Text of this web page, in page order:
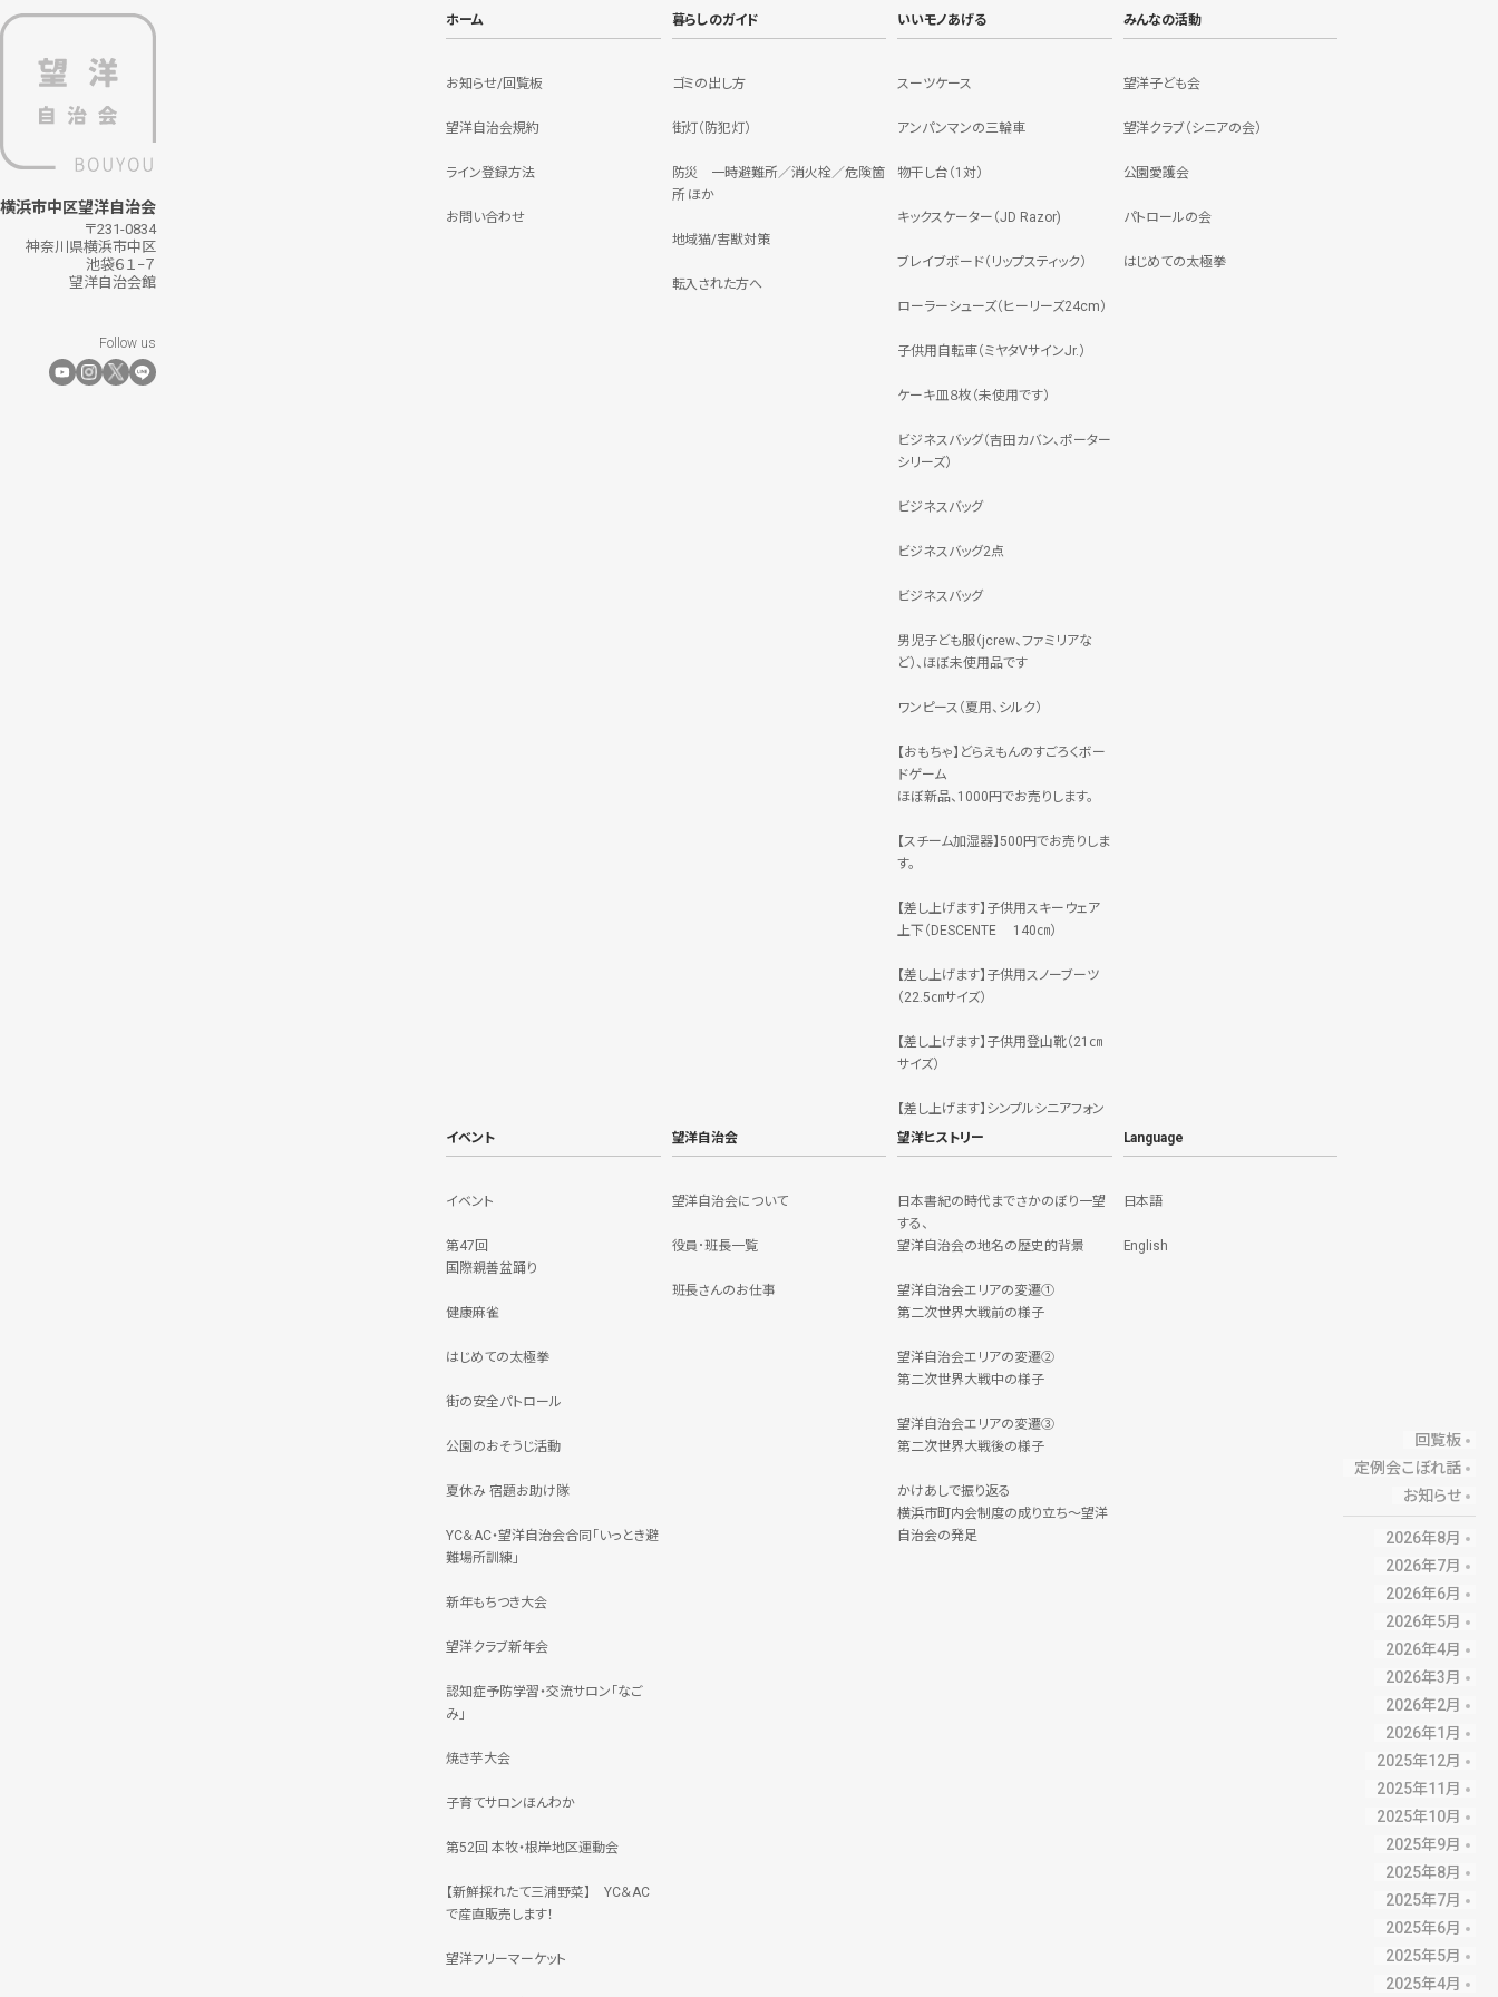
回覧板
定例会こぼれ話
お知らせ
2026年8月
2026年7月
2026年6月
2026年5月
2026年4月
2026年3月
2026年2月
2026年1月
2025年12月
2025年11月
2025年10月
2025年9月
2025年8月
2025年7月
2025年6月
2025年5月
2025年4月
横浜市中区望洋自治会
〒231-0834
神奈川県横浜市中区
池袋６１−７
望洋自治会館
ホーム
お知らせ/回覧板
望洋自治会規約
ライン登録方法
お問い合わせ
暮らしのガイド
ゴミの出し方
街灯（防犯灯）
防災 一時避難所／消火栓／危険箇
所 ほか
地域猫/害獣対策
転入された方へ
いいモノあげる
スーツケース
アンパンマンの三輪車
物干し台（1対）
キックスケーター（JD Razor)
ブレイブボード（リップスティック）
ローラーシューズ（ヒーリーズ24cm）
子供用自転車（ミヤタVサインJr.）
ケーキ皿８枚（未使用です）
ビジネスバッグ（吉田カバン、ポーター
シリーズ）
ビジネスバッグ
ビジネスバッグ2点
ビジネスバッグ
男児子ども服（jcrew、ファミリアな
ど）、ほぼ未使用品です
ワンピース（夏用、シルク）
【おもちゃ】どらえもんのすごろくボー
ドゲーム
ほぼ新品、1000円でお売りします。
【スチーム加湿器】500円でお売りしま
す。
【差し上げます】子供用スキーウェア
上下（DESCENTE 140㎝）
【差し上げます】子供用スノーブーツ
（22.5㎝サイズ）
【差し上げます】子供用登山靴（21㎝
サイズ）
【差し上げます】シンプルシニアフォン
みんなの活動
望洋子ども会
望洋クラブ（シニアの会）
公園愛護会
パトロールの会
はじめての太極拳
イベント
イベント
第47回
国際親善盆踊り
健康麻雀
はじめての太極拳
街の安全パトロール
公園のおそうじ活動
夏休み 宿題お助け隊
YC＆AC・望洋自治会合同「いっとき避
難場所訓練」
新年もちつき大会
望洋クラブ新年会
認知症予防学習・交流サロン「なご
み」
焼き芋大会
子育てサロンほんわか
第52回 本牧・根岸地区運動会
【新鮮採れたて三浦野菜】 YC＆AC
で産直販売します！
望洋フリーマーケット
望洋自治会
望洋自治会について
役員･班長一覧
班長さんのお仕事
望洋ヒストリー
日本書紀の時代までさかのぼり一望
する、
望洋自治会の地名の歴史的背景
望洋自治会エリアの変遷①
第二次世界大戦前の様子
望洋自治会エリアの変遷②
第二次世界大戦中の様子
望洋自治会エリアの変遷③
第二次世界大戦後の様子
かけあしで振り返る
横浜市町内会制度の成り立ち～望洋
自治会の発足
Language
日本語
English